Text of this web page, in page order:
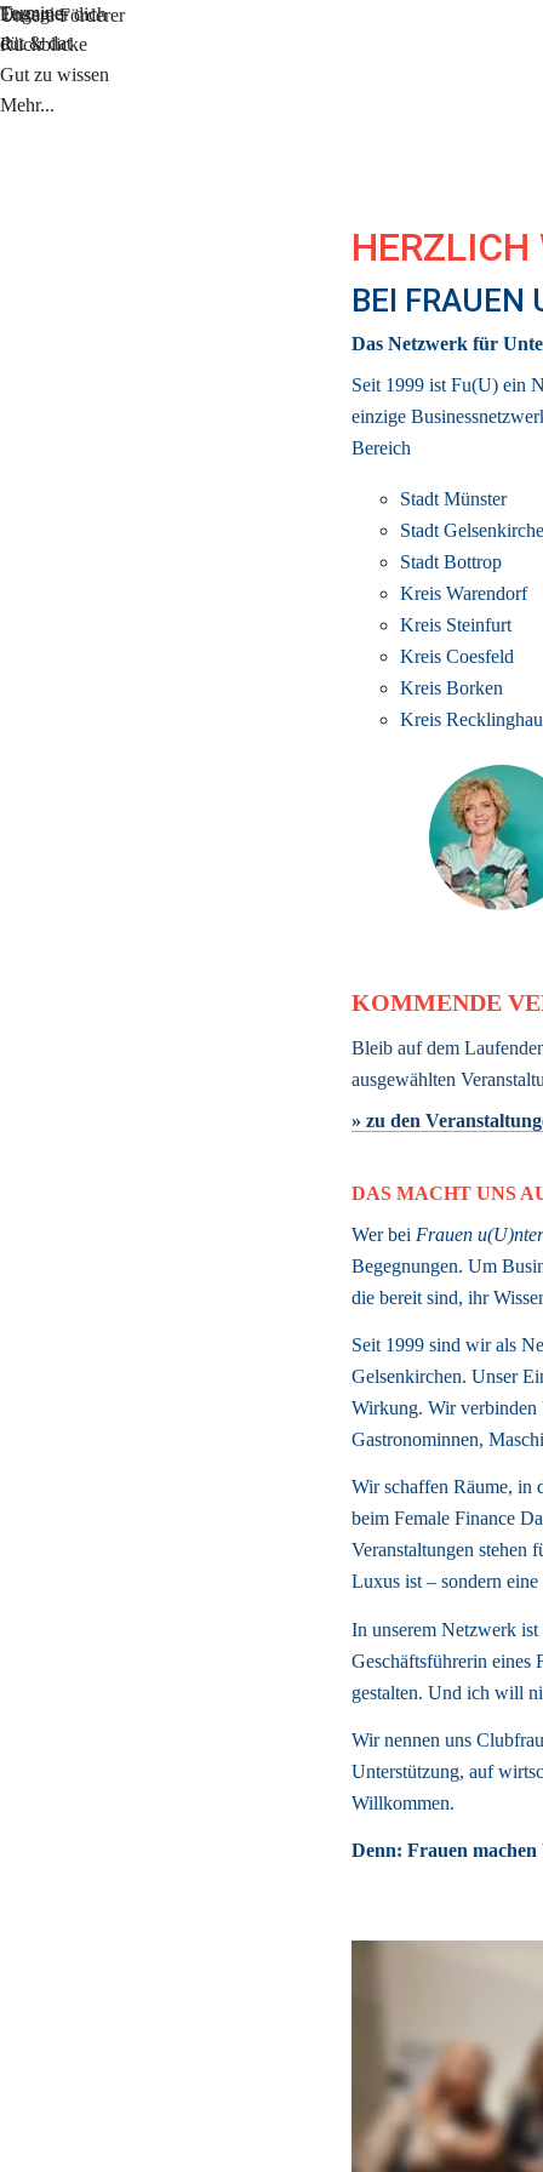
Unsere Förderer
Engagier dich
Termine
Rückblicke
düt & dat
Gut zu wissen
Mehr...
BEI FRAUEN
Das Netzwerk für
Seit 1999 ist Fu(U) ein
einzige
Bereich
Stadt Münster
Stadt
Stadt Bottrop
Kreis Warendorf
Kreis Steinfurt
Kreis Coesfeld
Kreis Borken
Kreis
KOMMENDE
Bleib auf dem
ausgewählten
» zu den
DAS MACHT UNS
Wer bei Frauen
Begegnungen. Um
die bereit sind, ihr
Seit 1999 sind wir als
Gelsenkirchen. Unser
Wirkung. Wir verbinden
Gastronominnen,
Wir schaffen Räume, in
beim Female Finance
Veranstaltungen stehen
Luxus ist – sondern
In unserem Netzwerk
Geschäftsführerin eines
gestalten. Und ich will
Wir nennen uns
Unterstützung, auf
Willkommen.
Denn: Frauen